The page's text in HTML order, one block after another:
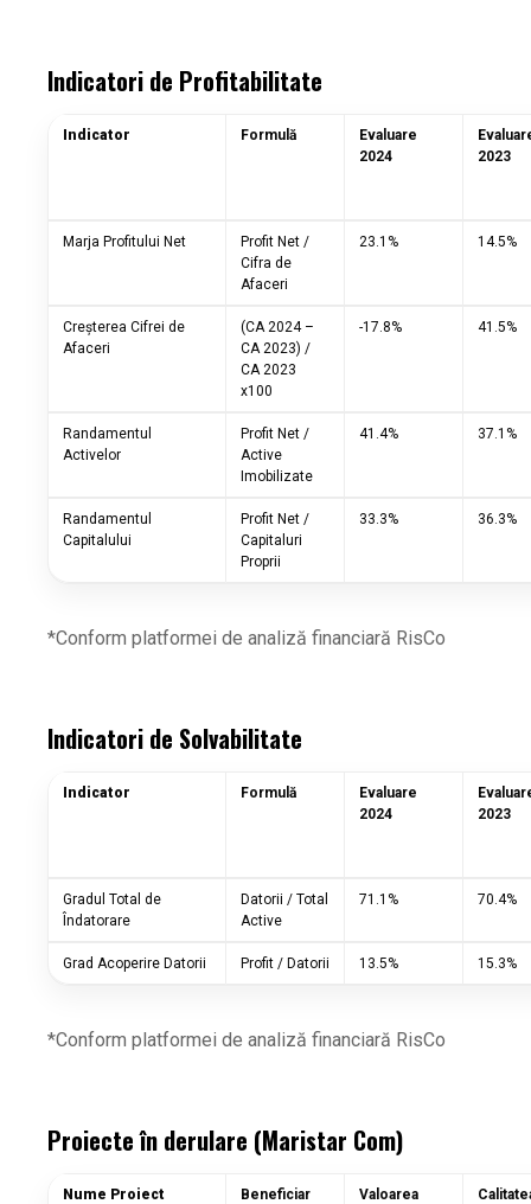
Indicatori de Profitabilitate
Indicator Formulă
Evaluare
2024
2023
Marja Profitului Net
Profit Net /
Cifra de
Afaceri
23.1% 14.5%
Creșterea Cifrei de
Afaceri
(CA 2024 –
CA 2023) /
CA 2023
x100
-17.8% 41.5%
Randamentul
Activelor
Profit Net /
Active
Imobilizate
41.4% 37.1%
Randamentul
Capitalului
Profit Net /
Capitaluri
Proprii
33.3% 36.3%
*Conform platformei de analiză financiară RisCo
Indicatori de Solvabilitate
Indicator Formulă
Evaluare
2024
2023
Gradul Total de
Îndatorare
Datorii / Total
Active
71.1% 70.4%
Grad Acoperire Datorii Profit / Datorii 13.5% 15.3%
*Conform platformei de analiză financiară RisCo
Proiecte în derulare (Maristar Com)
Nume Proiect Beneficiar
Valoarea